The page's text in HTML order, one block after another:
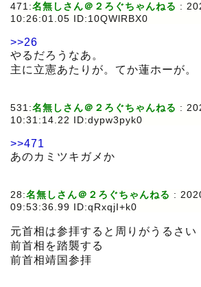
471:名無しさん＠２ろぐちゃんねる :
10:26:01.05 ID:10QWlRBX0
>>26
やるだろうなあ。
主に立憲あたりが。てか蓮ホーが。
531:名無しさん＠２ろぐちゃんねる :
10:31:14.22 ID:dypw3pyk0
>>471
あのカミツキガメか
28:名無しさん＠２ろぐちゃんねる :
09:53:36.99 ID:qRxqjI+k0
元首相は参拝すると周りがうるさい
前首相を踏襲する
前首相靖国参拝